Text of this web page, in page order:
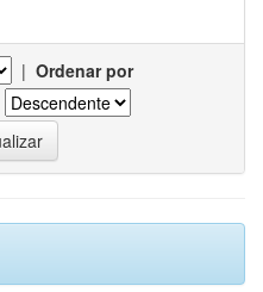
| Ordenar por